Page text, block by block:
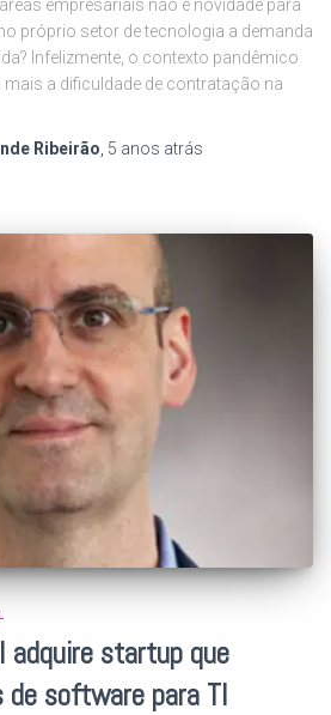
empresariais não é novidade para
próprio setor de tecnologia a demanda
Infelizmente, o contexto pandêmico
a dificuldade de contratação na
Ribeirão, 5 anos atrás
adquire startup que
de software para TI